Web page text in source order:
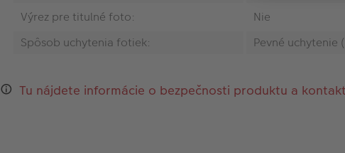
Výrez pre titulné foto:
Nie
Spôsob uchytenia fotiek:
Pevné uchytenie
Tu nájdete informácie o bezpečnosti produktu a